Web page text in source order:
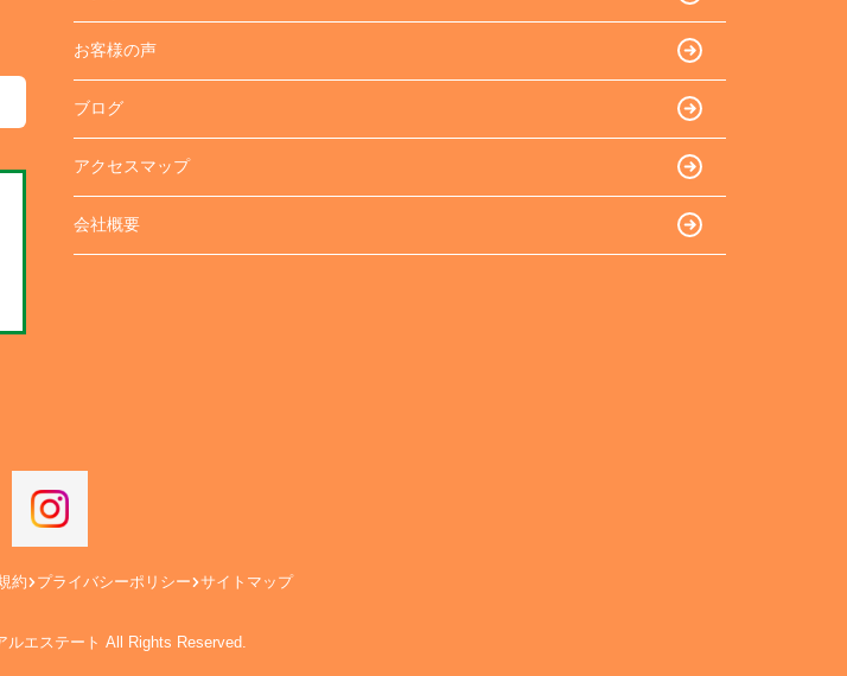
お客様の声
ブログ
アクセスマップ
会社概要
約 プライバシーポリシー サイトマップ
ルエステート All Rights Reserved.